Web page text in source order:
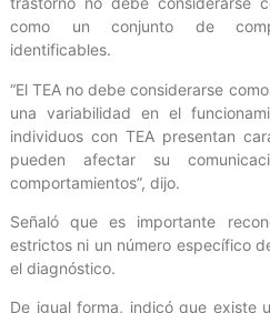
como un conjunto de
identificables.
“El TEA no debe considerarse
una variabilidad en el
individuos con TEA presentan
pueden afectar su
comportamientos”, dijo.
Señaló que es importante
estrictos ni un número específico
el diagnóstico.
De igual forma, indicó que existe